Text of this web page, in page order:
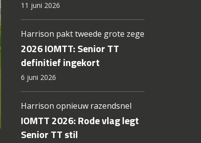
11 juni 2026
Harrison pakt tweede grote zege
2026 IOMTT: Senior TT
definitief ingekort
6 juni 2026
Harrison opnieuw razendsnel
IOMTT 2026: Rode vlag legt
Senior TT stil